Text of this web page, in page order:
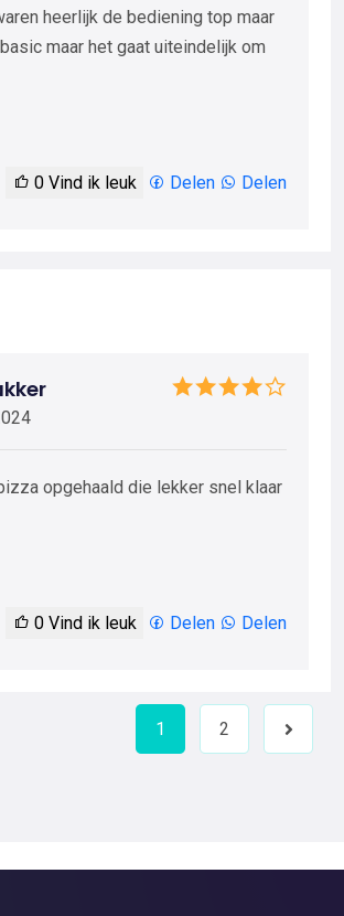
heerlijk de bediening top maar
maar het gaat uiteindelijk om
0 Vind ik leuk Delen Delen
opgehaald die lekker snel klaar
0 Vind ik leuk Delen Delen
1 2
Next